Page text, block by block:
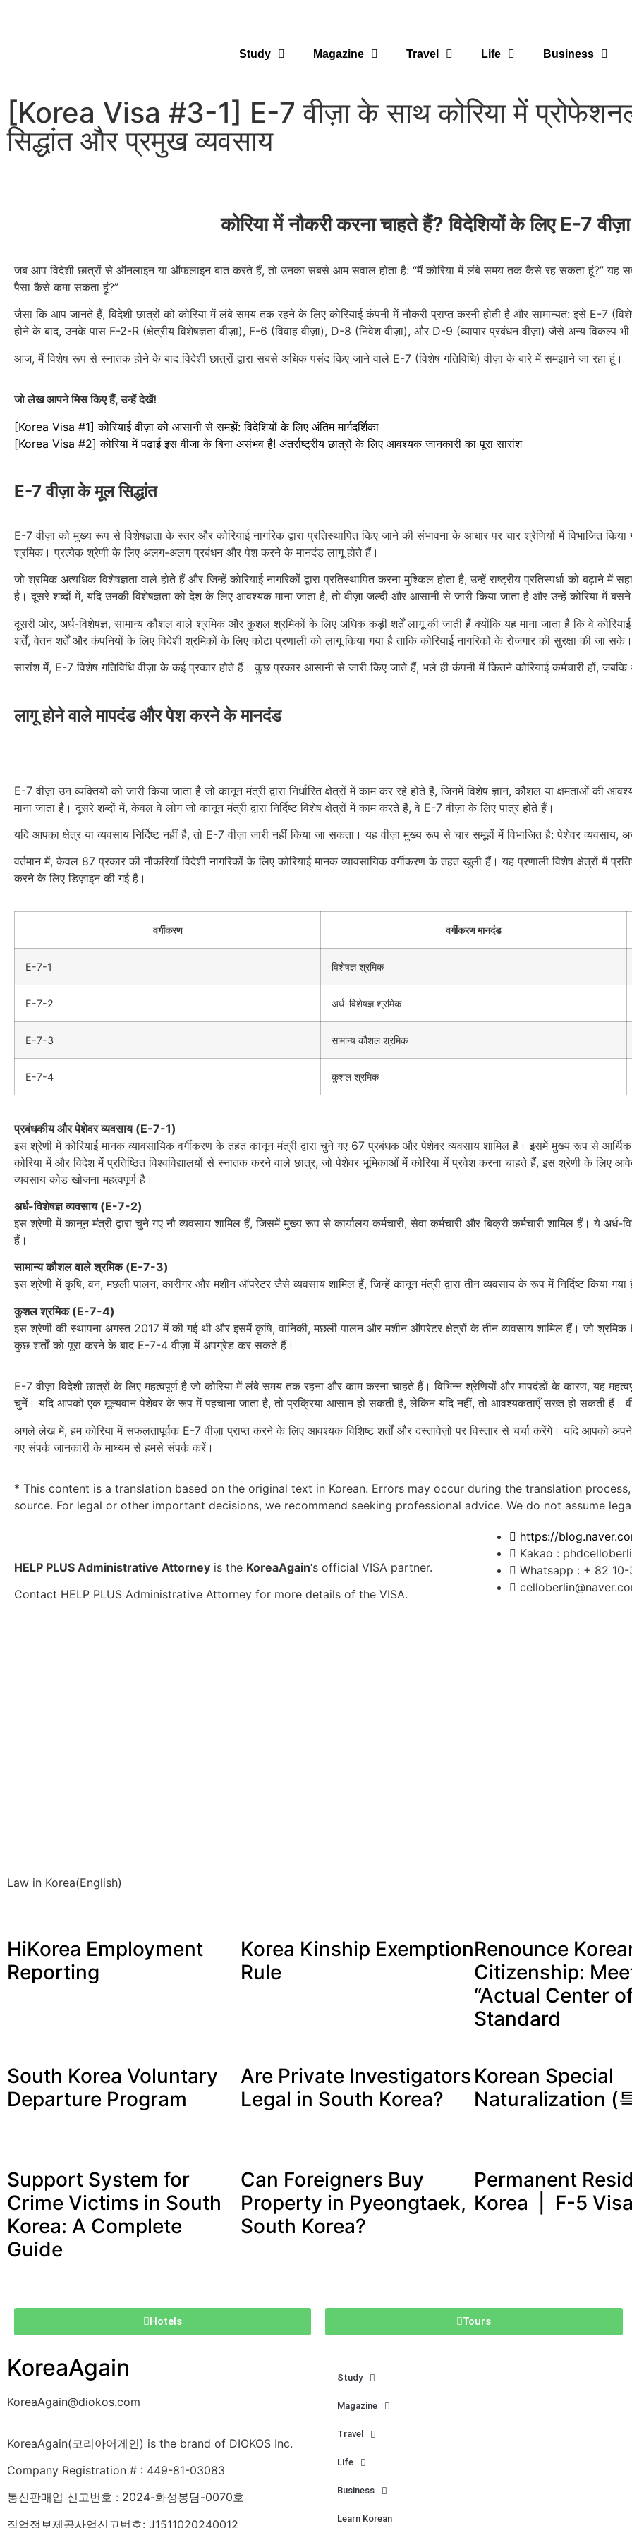
Study Magazine Travel Life Business
[Korea Visa #3-1] E-7 वीज़ा के साथ कोरिया में
सिद्धांत और प्रमुख व्यवसाय
कोरिया में नौकरी करना चाहते हैं? विदेशियों के लिए E-7
जब आप विदेशी छात्रों से ऑनलाइन या ऑफलाइन बात करते हैं, तो उनका सबसे आम सवाल होता है: “मैं कोरिया में लंबे समय तक कैसे रह सकता हूं?” यह
पैसा कैसे कमा सकता हूं?”
जैसा कि आप जानते हैं, विदेशी छात्रों को कोरिया में लंबे समय तक रहने के लिए कोरियाई कंपनी में नौकरी प्राप्त करनी होती है और सामान्यत: इसे E-7
होने के बाद, उनके पास F-2-R (क्षेत्रीय विशेषज्ञता वीज़ा), F-6 (विवाह वीज़ा), D-8 (निवेश वीज़ा), और D-9 (व्यापार प्रबंधन वीज़ा) जैसे अन्य विकल्प
आज, मैं विशेष रूप से स्नातक होने के बाद विदेशी छात्रों द्वारा सबसे अधिक पसंद किए जाने वाले E-7 (विशेष गतिविधि) वीज़ा के बारे में समझाने जा रहा हूं।
जो लेख आपने मिस किए हैं, उन्हें देखें!
[Korea Visa #1] कोरियाई वीज़ा को आसानी से समझें: विदेशियों के लिए अंतिम मार्गदर्शिका
[Korea Visa #2] कोरिया में पढ़ाई इस वीजा के बिना असंभव है! अंतर्राष्ट्रीय छात्रों के लिए आवश्यक जानकारी का पूरा सारांश
E-7 वीज़ा के मूल सिद्धांत
E-7 वीज़ा को मुख्य रूप से विशेषज्ञता के स्तर और कोरियाई नागरिक द्वारा प्रतिस्थापित किए जाने की संभावना के आधार पर चार श्रेणियों में विभाजित
श्रमिक। प्रत्येक श्रेणी के लिए अलग-अलग प्रबंधन और पेश करने के मानदंड लागू होते हैं।
जो श्रमिक अत्यधिक विशेषज्ञता वाले होते हैं और जिन्हें कोरियाई नागरिकों द्वारा प्रतिस्थापित करना मुश्किल होता है, उन्हें राष्ट्रीय प्रतिस्पर्धा को बढ़ाने
है। दूसरे शब्दों में, यदि उनकी विशेषज्ञता को देश के लिए आवश्यक माना जाता है, तो वीज़ा जल्दी और आसानी से जारी किया जाता है और उन्हें कोरिया में
दूसरी ओर, अर्ध-विशेषज्ञ, सामान्य कौशल वाले श्रमिक और कुशल श्रमिकों के लिए अधिक कड़ी शर्तें लागू की जाती हैं क्योंकि यह माना जाता है कि वे
शर्तें, वेतन शर्तें और कंपनियों के लिए विदेशी श्रमिकों के लिए कोटा प्रणाली को लागू किया गया है ताकि कोरियाई नागरिकों के रोजगार की सुरक्षा की जा सके।
सारांश में, E-7 विशेष गतिविधि वीज़ा के कई प्रकार होते हैं। कुछ प्रकार आसानी से जारी किए जाते हैं, भले ही कंपनी में कितने कोरियाई कर्मचारी हों,
लागू होने वाले मापदंड और पेश करने के मानदंड
E-7 वीज़ा उन व्यक्तियों को जारी किया जाता है जो कानून मंत्री द्वारा निर्धारित क्षेत्रों में काम कर रहे होते हैं, जिनमें विशेष ज्ञान, कौशल या क्षमताओं की
माना जाता है। दूसरे शब्दों में, केवल वे लोग जो कानून मंत्री द्वारा निर्दिष्ट विशेष क्षेत्रों में काम करते हैं, वे E-7 वीज़ा के लिए पात्र होते हैं।
यदि आपका क्षेत्र या व्यवसाय निर्दिष्ट नहीं है, तो E-7 वीज़ा जारी नहीं किया जा सकता। यह वीज़ा मुख्य रूप से चार समूहों में विभाजित है: पेशेवर
वर्तमान में, केवल 87 प्रकार की नौकरियाँ विदेशी नागरिकों के लिए कोरियाई मानक व्यावसायिक वर्गीकरण के तहत खुली हैं। यह प्रणाली विशेष क्षेत्रों में
करने के लिए डिज़ाइन की गई है।
वर्गीकरण वर्गीकरण मानदंड
E-7-1 विशेषज्ञ श्रमिक
E-7-2 अर्ध-विशेषज्ञ श्रमिक
E-7-3 सामान्य कौशल श्रमिक
E-7-4 कुशल श्रमिक
प्रबंधकीय और पेशेवर व्यवसाय (E-7-1)
इस श्रेणी में कोरियाई मानक व्यावसायिक वर्गीकरण के तहत कानून मंत्री द्वारा चुने गए 67 प्रबंधक और पेशेवर व्यवसाय शामिल हैं। इसमें मुख्य रूप से आर्थिक
कोरिया में और विदेश में प्रतिष्ठित विश्वविद्यालयों से स्नातक करने वाले छात्र, जो पेशेवर भूमिकाओं में कोरिया में प्रवेश करना चाहते हैं, इस श्रेणी के
व्यवसाय कोड खोजना महत्वपूर्ण है।
अर्ध-विशेषज्ञ व्यवसाय (E-7-2)
इस श्रेणी में कानून मंत्री द्वारा चुने गए नौ व्यवसाय शामिल हैं, जिसमें मुख्य रूप से कार्यालय कर्मचारी, सेवा कर्मचारी और बिक्री कर्मचारी शामिल हैं। ये
हैं।
सामान्य कौशल वाले श्रमिक (E-7-3)
इस श्रेणी में कृषि, वन, मछली पालन, कारीगर और मशीन ऑपरेटर जैसे व्यवसाय शामिल हैं, जिन्हें कानून मंत्री द्वारा तीन व्यवसाय के रूप में निर्दिष्ट किया गया
कुशल श्रमिक (E-7-4)
इस श्रेणी की स्थापना अगस्त 2017 में की गई थी और इसमें कृषि, वानिकी, मछली पालन और मशीन ऑपरेटर क्षेत्रों के तीन व्यवसाय शामिल हैं। जो
कुछ शर्तों को पूरा करने के बाद E-7-4 वीज़ा में अपग्रेड कर सकते हैं।
E-7 वीज़ा विदेशी छात्रों के लिए महत्वपूर्ण है जो कोरिया में लंबे समय तक रहना और काम करना चाहते हैं। विभिन्न श्रेणियों और मापदंडों के कारण, यह
चुनें। यदि आपको एक मूल्यवान पेशेवर के रूप में पहचाना जाता है, तो प्रक्रिया आसान हो सकती है, लेकिन यदि नहीं, तो आवश्यकताएँ सख्त हो सकती हैं।
अगले लेख में, हम कोरिया में सफलतापूर्वक E-7 वीज़ा प्राप्त करने के लिए आवश्यक विशिष्ट शर्तों और दस्तावेज़ों पर विस्तार से चर्चा करेंगे। यदि आपको अपने
गए संपर्क जानकारी के माध्यम से हमसे संपर्क करें।
* This content is a translation based on the original text in Korean. Errors may occur during the translation
source. For legal or other important decisions, we recommend seeking professional advice. We do not assume
HELP PLUS Administrative Attorney is the KoreaAgain‘s official VISA partner.
Contact HELP PLUS Administrative Attorney for more details of the VISA.
https://
Kakao :
Whatsapp : + 82
Law in Korea(English)
HiKorea Employment
Reporting
Korea Kinship Exemption
Rule
Renounce
Citizenship:
“Actual Center
Standard
South Korea Voluntary
Departure Program
Are Private Investigators
Legal in South Korea?
Korean Special
Naturalization (
Support System for
Crime Victims in South
Korea: A Complete
Guide
Can Foreigners Buy
Property in Pyeongtaek,
South Korea?
Permanent
Korea | F-5
Hotels Tours
KoreaAgain
KoreaAgain@diokos.com
KoreaAgain(코리아어게인) is the brand of DIOKOS Inc.
Company Registration # : 449-81-03083
통신판매업 신고번호 : 2024-화성봉담-0070호
직업정보제공사업신고번호: J1511020240012
Study
Magazine
Travel
Life
Business
Learn Korean